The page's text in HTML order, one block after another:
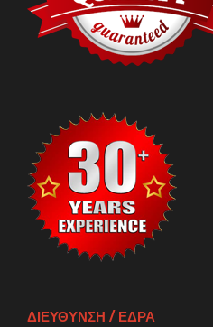
ΔΙΕΥΘΥΝΣΗ / ΕΔΡΑ